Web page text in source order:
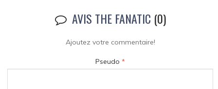
AVIS THE FANATIC (0)
Ajoutez votre commentaire!
Pseudo *